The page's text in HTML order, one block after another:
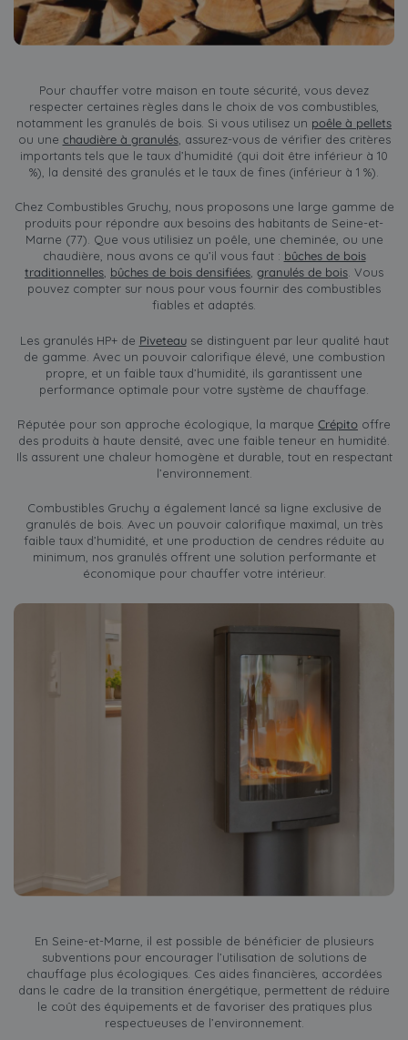
Pour chauffer votre maison en toute sécurité, vous devez
respecter certaines règles dans le choix de vos combustibles,
notamment les granulés de bois. Si vous utilisez un poêle à pellets
ou une chaudière à granulés, assurez-vous de vérifier des critères
importants tels que le taux d’humidité (qui doit être inférieur à 10
%), la densité des granulés et le taux de fines (inférieur à 1 %).
Chez Combustibles Gruchy, nous proposons une large gamme de
produits pour répondre aux besoins des habitants de Seine-et-
Marne (77). Que vous utilisiez un poêle, une cheminée, ou une
chaudière, nous avons ce qu’il vous faut : bûches de bois
traditionnelles, bûches de bois densifiées, granulés de bois. Vous
pouvez compter sur nous pour vous fournir des combustibles
fiables et adaptés.
Les granulés HP+ de Piveteause distinguent par leur qualité haut
de gamme. Avec un pouvoir calorifique élevé, une combustion
propre, et un faible taux d’humidité, ils garantissent une
performance optimale pour votre système de chauffage.
Réputée pour son approche écologique, la marque Crépito offre
des produits à haute densité, avec une faible teneur en humidité.
Ils assurent une chaleur homogène et durable, tout en respectant
l’environnement.
Combustibles Gruchy a également lancé sa ligne exclusive de
granulés de bois. Avec un pouvoir calorifique maximal, un très
faible taux d’humidité, et une production de cendres réduite au
minimum, nos granulés offrent une solution performante et
économique pour chauffer votre intérieur.
En Seine-et-Marne, il est possible de bénéficier de plusieurs
subventions pour encourager l’utilisation de solutions de
chauffage plus écologiques. Ces aides financières, accordées
dans le cadre de la transition énergétique, permettent de réduire
le coût des équipements et de favoriser des pratiques plus
respectueuses de l’environnement.